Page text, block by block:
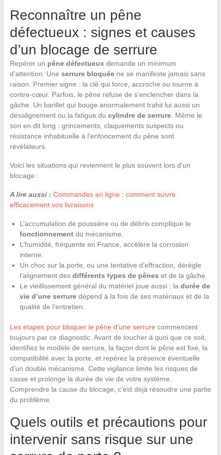
Reconnaître un pêne
défectueux : signes et causes
d’un blocage de serrure
Repérer un pêne défectueuxdemande un minimum
d’attention. Une serrure bloquéene se manifeste jamais sans
raison. Premier signe : la clé qui force, accroche ou tourne à
contre-cœur. Parfois, le pêne refuse de s’enclencher dans la
gâche. Un barillet qui bouge anormalement trahit lui aussi un
désalignement ou la fatigue du cylindre de serrure. Même le
son en dit long : grincements, claquements suspects ou
résistance inhabituelle à l’enfoncement du pêne sont
révélateurs.
Voici les situations qui reviennent le plus souvent lors d’un
blocage :
A lire aussi : Commandes en ligne : comment suivre
efficacement vos livraisons
L’accumulation de poussière ou de débris complique le
fonctionnementdu mécanisme.
L’humidité, fréquente en France, accélère la corrosion
interne.
Un choc sur la porte, ou une tentative d’effraction, dérègle
l’alignement des différents types de pênes et de la gâche.
Le vieillissement général du matériel joue aussi : la durée de
vie d’une serruredépend à la fois de ses matériaux et de la
qualité de l’entretien.
Les étapes pour bloquer le pêne d’une serrure commencent
toujours par ce diagnostic. Avant de toucher à quoi que ce soit,
identifiez le modèle de serrure, la façon dont le pêne est fixé, la
compatibilité avec la porte, et repérez la présence éventuelle
d’un double mécanisme. Cette vigilance limite les risques de
casse et prolonge la durée de vie de votre système.
Comprendre la cause du blocage, c’est déjà résoudre une partie
du problème.
Quels outils et précautions pour
intervenir sans risque sur une